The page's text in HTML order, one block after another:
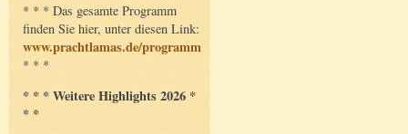
* * * Das gesamte Programm
finden Sie hier, unter diesen Link:
www.prachtlamas.de/programm
* * *
* * * Weitere Highlights 2026 *
* *